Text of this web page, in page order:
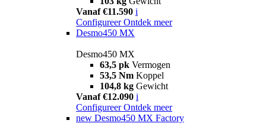
Vanaf €11.590 i
Configureer Ontdek meer
Desmo450 MX
Desmo450 MX
63,5 pk Vermogen
53,5 Nm Koppel
104,8 kg Gewicht
Vanaf €12.090 i
Configureer Ontdek meer
new Desmo450 MX Factory